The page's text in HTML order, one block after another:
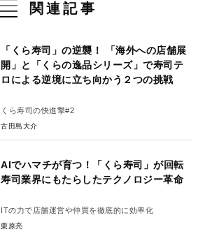
関連記事
「くら寿司」の逆襲！ 「海外への店舗展
開」と「くらの逸品シリーズ」で寿司テ
ロによる逆境に立ち向かう２つの挑戦
くら寿司の快進撃#2
古田島大介
AIでハマチが育つ！「くら寿司」が回転
寿司業界にもたらしたテクノロジー革命
ITの力で店舗運営や仲買を徹底的に効率化
栗原亮